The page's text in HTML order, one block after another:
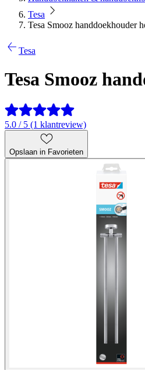
Tesa
Tesa Smooz handdoekhouder
Tesa
Tesa Smooz
5.0 / 5 (1 klantreview)
Opslaan in Favorieten